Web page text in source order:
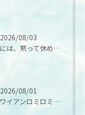
2026/08/03
男には、黙って休める場所がいる。
2026/08/01
ハワイアンロミロミって、